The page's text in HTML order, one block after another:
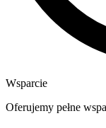
Wsparcie
Oferujemy pełne